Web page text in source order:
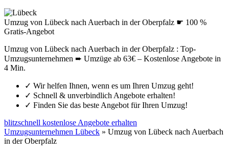
Umzug von Lübeck nach Auerbach in der Oberpfalz ☛ 100 %
Gratis-Angebot
Umzug von Lübeck nach Auerbach in der Oberpfalz : Top-
Umzugsunternehmen ➨ Umzüge ab 63€ – Kostenlose Angebote in
4 Min.
✓ Wir helfen Ihnen, wenn es um Ihren Umzug geht!
✓ Schnell & unverbindlich Angebote erhalten!
✓ Finden Sie das beste Angebot für Ihren Umzug!
blitzschnell kostenlose Angebote erhalten
Umzugsunternehmen Lübeck » Umzug von Lübeck nach Auerbach
in der Oberpfalz